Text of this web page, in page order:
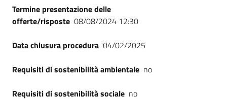
Termine presentazione delle
offerte/risposte 08/08/2024 12:30
Data chiusura procedura 04/02/2025
Requisiti di sostenibilità ambientale no
Requisiti di sostenibilità sociale no